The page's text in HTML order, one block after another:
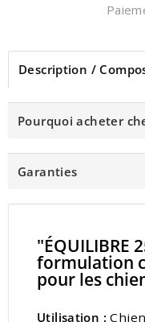
Description /
Pourquoi acheter
Garanties
"ÉQUILIBRE
formulation
pour les
Utilisation :